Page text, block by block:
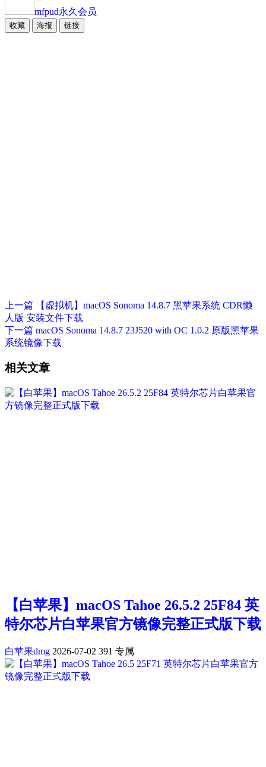
mfpud永久会员
收藏 海报 链接
上一篇
【虚拟机】macOS Sonoma 14.8.7 黑苹果系统 CDR懒
人版 安装文件下载
下一篇 macOS Sonoma 14.8.7 23J520 with OC 1.0.2 原版黑苹果
系统镜像下载
相关文章
【白苹果】macOS Tahoe 26.5.2 25F84 英
特尔芯片白苹果官方镜像完整正式版下载
白苹果dmg 2026-07-02 391 专属